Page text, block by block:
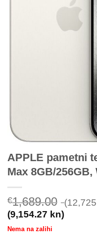
APPLE pametni
Max 8GB/
€1,689.00
(9,154.27 kn)
Nema na zalihi